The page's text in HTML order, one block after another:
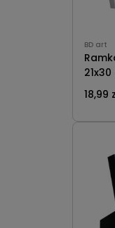
BD art
art
18,99